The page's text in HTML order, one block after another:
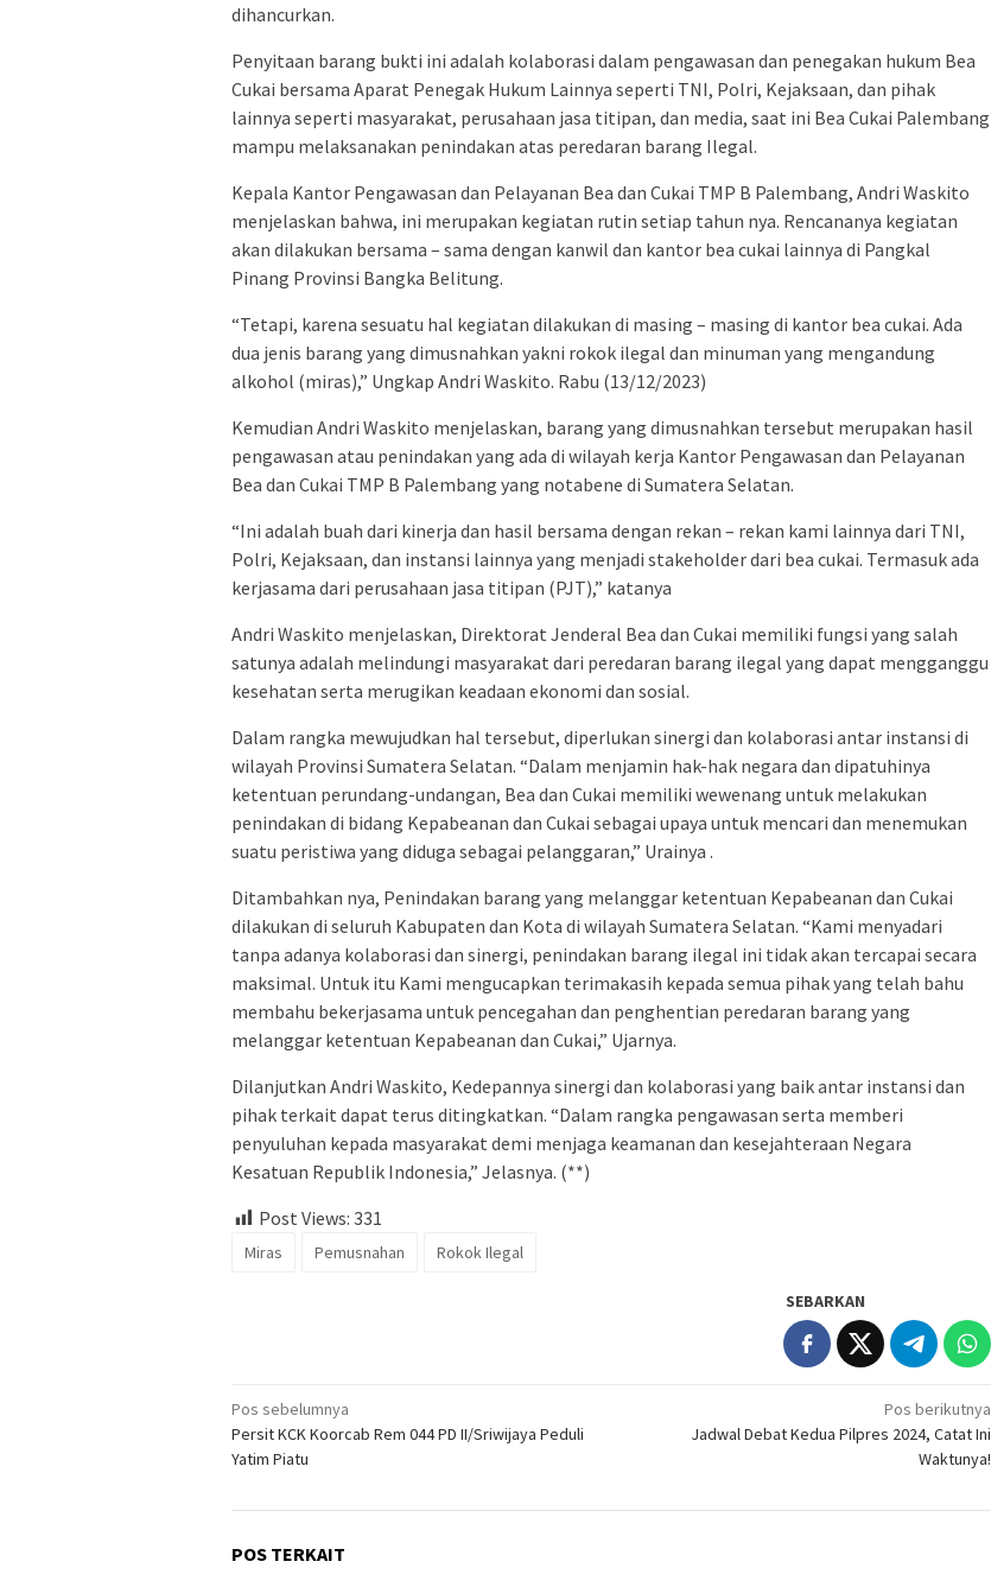
dihancurkan.
Penyitaan barang bukti ini adalah kolaborasi dalam pengawasan dan penegakan hukum Bea
Cukai bersama Aparat Penegak Hukum Lainnya seperti TNI, Polri, Kejaksaan, dan pihak
lainnya seperti masyarakat, perusahaan jasa titipan, dan media, saat ini Bea Cukai Palembang
mampu melaksanakan penindakan atas peredaran barang Ilegal.
Kepala Kantor Pengawasan dan Pelayanan Bea dan Cukai TMP B Palembang, Andri Waskito
menjelaskan bahwa, ini merupakan kegiatan rutin setiap tahun nya. Rencananya kegiatan
akan dilakukan bersama – sama dengan kanwil dan kantor bea cukai lainnya di Pangkal
Pinang Provinsi Bangka Belitung.
“Tetapi, karena sesuatu hal kegiatan dilakukan di masing – masing di kantor bea cukai. Ada
dua jenis barang yang dimusnahkan yakni rokok ilegal dan minuman yang mengandung
alkohol (miras),” Ungkap Andri Waskito. Rabu (13/12/2023)
Kemudian Andri Waskito menjelaskan, barang yang dimusnahkan tersebut merupakan hasil
pengawasan atau penindakan yang ada di wilayah kerja Kantor Pengawasan dan Pelayanan
Bea dan Cukai TMP B Palembang yang notabene di Sumatera Selatan.
“Ini adalah buah dari kinerja dan hasil bersama dengan rekan – rekan kami lainnya dari TNI,
Polri, Kejaksaan, dan instansi lainnya yang menjadi stakeholder dari bea cukai. Termasuk ada
kerjasama dari perusahaan jasa titipan (PJT),” katanya
Andri Waskito menjelaskan, Direktorat Jenderal Bea dan Cukai memiliki fungsi yang salah
satunya adalah melindungi masyarakat dari peredaran barang ilegal yang dapat mengganggu
kesehatan serta merugikan keadaan ekonomi dan sosial.
Dalam rangka mewujudkan hal tersebut, diperlukan sinergi dan kolaborasi antar instansi di
wilayah Provinsi Sumatera Selatan. “Dalam menjamin hak-hak negara dan dipatuhinya
ketentuan perundang-undangan, Bea dan Cukai memiliki wewenang untuk melakukan
penindakan di bidang Kepabeanan dan Cukai sebagai upaya untuk mencari dan menemukan
suatu peristiwa yang diduga sebagai pelanggaran,” Urainya .
Ditambahkan nya, Penindakan barang yang melanggar ketentuan Kepabeanan dan Cukai
dilakukan di seluruh Kabupaten dan Kota di wilayah Sumatera Selatan. “Kami menyadari
tanpa adanya kolaborasi dan sinergi, penindakan barang ilegal ini tidak akan tercapai secara
maksimal. Untuk itu Kami mengucapkan terimakasih kepada semua pihak yang telah bahu
membahu bekerjasama untuk pencegahan dan penghentian peredaran barang yang
melanggar ketentuan Kepabeanan dan Cukai,” Ujarnya.
Dilanjutkan Andri Waskito, Kedepannya sinergi dan kolaborasi yang baik antar instansi dan
pihak terkait dapat terus ditingkatkan. “Dalam rangka pengawasan serta memberi
penyuluhan kepada masyarakat demi menjaga keamanan dan kesejahteraan Negara
Kesatuan Republik Indonesia,” Jelasnya. (**)
Post Views: 331
Miras Pemusnahan Rokok Ilegal
SEBARKAN
Navigasi
pos
Pos sebelumnya
Persit KCK Koorcab Rem 044 PD II/Sriwijaya Peduli
Yatim Piatu
Pos berikutnya
Jadwal Debat Kedua Pilpres 2024, Catat Ini
Waktunya!
POS TERKAIT